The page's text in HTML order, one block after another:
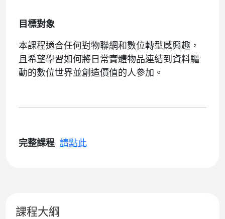
目標對象
本課程適合任何對物聯網和數位轉型感興趣，
且希望學習如何將日常實體物品連結到資料驅
動的數位世界並創造價值的人參加。
完整課程 請點此
課程大綱